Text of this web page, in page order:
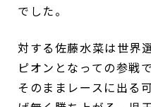
でした。
対する佐藤水菜は世界
ピオンとなっての参戦
そのままレースに出る